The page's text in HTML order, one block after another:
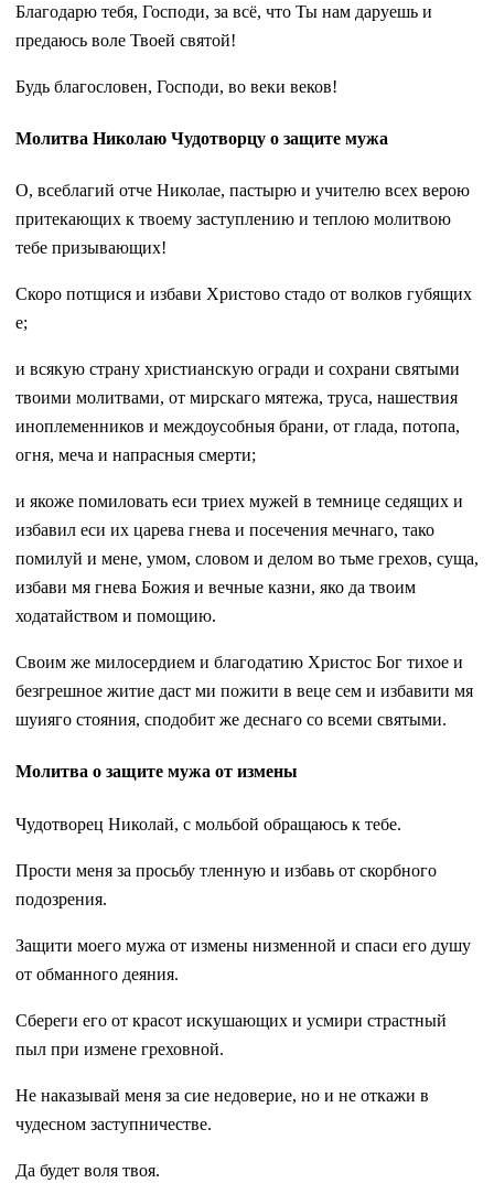
Благодарю тебя, Господи, за всё, что Ты нам даруешь и
предаюсь воле Твоей святой!
Будь благословен, Господи, во веки веков!
Молитва Николаю Чудотворцу о защите мужа
О, всеблагий отче Николае, пастырю и учителю всех верою
притекающих к твоему заступлению и теплою молитвою
тебе призывающих!
Скоро потщися и избави Христово стадо от волков губящих
е;
и всякую страну христианскую огради и сохрани святыми
твоими молитвами, от мирскаго мятежа, труса, нашествия
иноплеменников и междоусобныя брани, от глада, потопа,
огня, меча и напрасныя смерти;
и якоже помиловать еси триех мужей в темнице седящих и
избавил еси их царева гнева и посечения мечнаго, тако
помилуй и мене, умом, словом и делом во тьме грехов, суща,
избави мя гнева Божия и вечные казни, яко да твоим
ходатайством и помощию.
Своим же милосердием и благодатию Христос Бог тихое и
безгрешное житие даст ми пожити в веце сем и избавити мя
шуияго стояния, сподобит же деснаго со всеми святыми.
Молитва о защите мужа от измены
Чудотворец Николай, с мольбой обращаюсь к тебе.
Прости меня за просьбу тленную и избавь от скорбного
подозрения.
Защити моего мужа от измены низменной и спаси его душу
от обманного деяния.
Сбереги его от красот искушающих и усмири страстный
пыл при измене греховной.
Не наказывай меня за сие недоверие, но и не откажи в
чудесном заступничестве.
Да будет воля твоя.